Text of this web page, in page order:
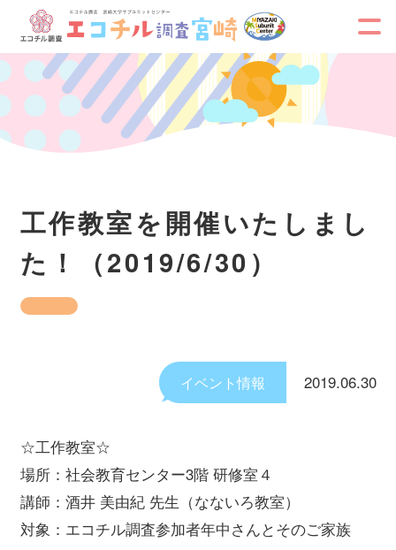
工作教室を開催いたしまし
た！（2019/6/30）
イベント情報 2019.06.30
☆工作教室☆
場所：社会教育センター3階 研修室４
講師：酒井 美由紀 先生（なないろ教室）
対象：エコチル調査参加者年中さんとそのご家族